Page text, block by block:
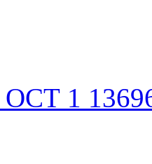
ОСТ 1